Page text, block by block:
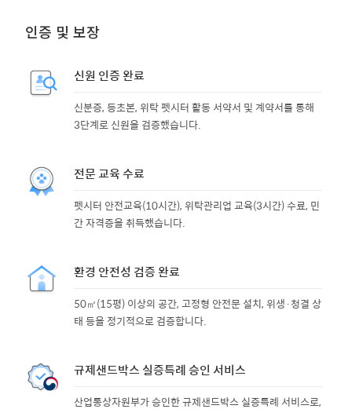
인증 및 보장
신원 인증 완료
신분증, 등초본, 위탁 펫시터 활동 서약서 및 계약서를 통해
3단계로 신원을 검증했습니다.
전문 교육 수료
펫시터 안전교육(10시간), 위탁관리업 교육(3시간) 수료, 민
간 자격증을 취득했습니다.
환경 안전성 검증 완료
50㎡(15평) 이상의 공간, 고정형 안전문 설치, 위생·청결 상
태 등을 정기적으로 검증합니다.
규제샌드박스 실증특례 승인 서비스
산업통상자원부가 승인한 규제샌드박스 실증특례 서비스로,